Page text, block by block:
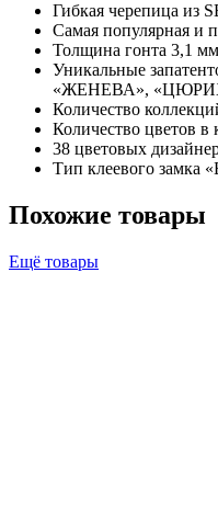
Гибкая черепица из
Самая популярная и
Толщина гонта 3,1
Уникальные
«ЖЕНЕВА»,
Количество
Количество цветов в
38 цветовых
Тип клеевого
Похожие товары
Ещё товары